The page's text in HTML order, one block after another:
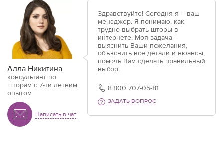
Алла Никитина
консультант по
шторам с 7-ти летним
опытом
Написать в чат
Здравствуйте! Сегодня я – ваш
менеджер. Я понимаю, как
трудно выбрать шторы в
интернете. Моя задача –
выяснить Ваши пожелания,
объяснить все детали и нюансы,
помочь Вам сделать правильный
выбор.
8 800 707-05-81
ЗАДАТЬ ВОПРОС